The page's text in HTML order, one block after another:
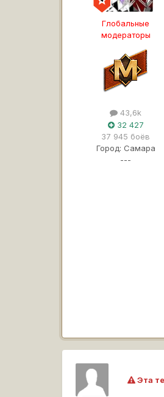
Глобальные
модераторы
43,6k
32 427
37 945 боёв
Город: Самара
---
Эта